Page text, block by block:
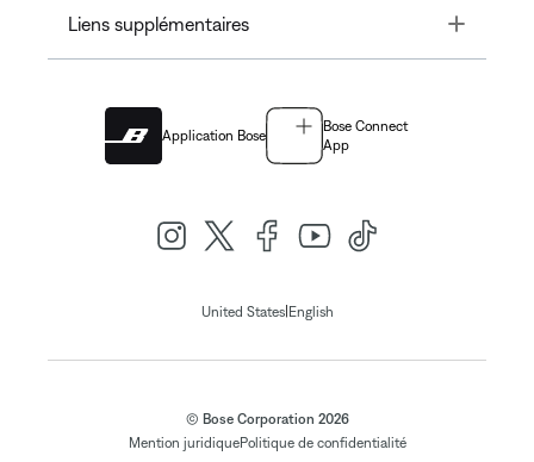
Liens supplémentaires Toggle
Application Bose
Bose Connect
App
United States| English
© Bose Corporation 2026
Mention juridiquePolitique de confidentialité